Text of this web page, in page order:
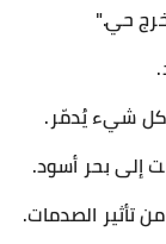
حي."
شيء يُدمّر.
إلى بحر أسود.
تأثير الصدمات.